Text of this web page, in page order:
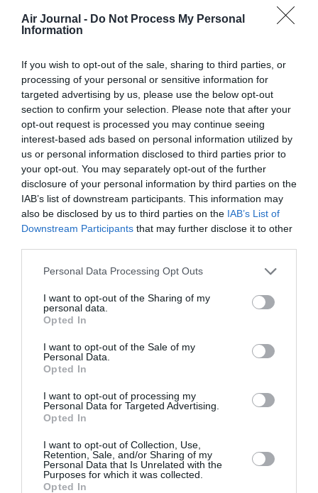
Air Journal - Do Not Process My Personal
Information
If you wish to opt-out of the sale, sharing to third parties, or
processing of your personal or sensitive information for
targeted advertising by us, please use the below opt-out
section to confirm your selection. Please note that after your
opt-out request is processed you may continue seeing
interest-based ads based on personal information utilized by
us or personal information disclosed to third parties prior to
your opt-out. You may separately opt-out of the further
disclosure of your personal information by third parties on the
IAB’s list of downstream participants. This information may
also be disclosed by us to third parties on the IAB’s List of
Downstream Participants that may further disclose it to other
Personal Data Processing Opt Outs
I want to opt-out of the Sharing of my
personal data.
Opted In
I want to opt-out of the Sale of my
Personal Data.
Opted In
I want to opt-out of processing my
Personal Data for Targeted Advertising.
Opted In
I want to opt-out of Collection, Use,
Retention, Sale, and/or Sharing of my
Personal Data that Is Unrelated with the
Purposes for which it was collected.
Opted In
Oui on est au courant bien entendu.
néanmoins, comme TK EK et autre QR, l’UE
n’a aucun moyen de s’ingérer dans les
affaires d’un pays. Tant mieux, entre nous.
RÉPONDRE
Brahim Ghali a
commenté :
31 mai 2026 -
La Commission européenne est
un marché européen, comme le
par des compagnies
européennes comme Transavia,
Joachim a
31 mai
Le Maroc sait se
montrer très convaicant